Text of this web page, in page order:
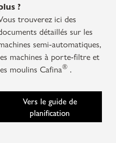
?
trouverez ici des
détaillés sur les
semi-automatiques,
machines à porte-filtre et
moulins Cafina®.
Vers le guide de
planification